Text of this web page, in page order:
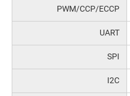
PWM/CCP/ECCP
UART
SPI
I2C